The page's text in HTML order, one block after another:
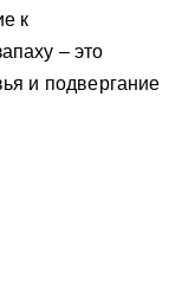
к
– это
и подвергание